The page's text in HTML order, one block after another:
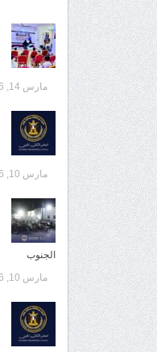
مارس 14, 2026
مارس 10, 2026
الجنوب
مارس 10, 2026